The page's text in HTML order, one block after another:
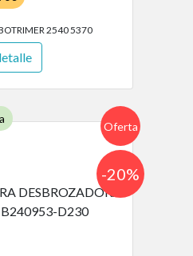
2540 5370
Oferta
-20%